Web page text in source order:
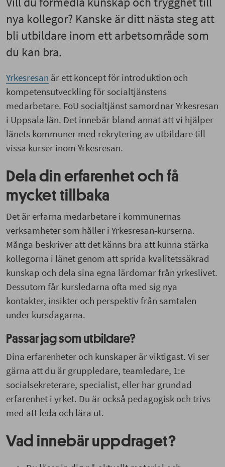
nya kollegor? Kanske är ditt nästa steg att
bli utbildare inom ett arbetsområde som
du kan bra.
Yrkesresan är ett koncept för introduktion och
kompetensutveckling för socialtjänstens
medarbetare. FoU socialtjänst samordnar Yrkesresan
i Uppsala län. Det innebär bland annat att vi hjälper
länets kommuner med rekrytering av utbildare till
vissa kurser inom Yrkesresan.
Dela din erfarenhet och få
mycket tillbaka
Det är erfarna medarbetare i kommunernas
verksamheter som håller i Yrkesresan-kurserna.
Många beskriver att det känns bra att kunna stärka
kollegorna i länet genom att sprida kvalitetssäkrad
kunskap och dela sina egna lärdomar från yrkeslivet.
Dessutom får kursledarna ofta med sig nya
kontakter, insikter och perspektiv från samtalen
under kursdagarna.
Passar jag som utbildare?
Dina erfarenheter och kunskaper är viktigast. Vi ser
gärna att du är gruppledare, teamledare, 1:e
socialsekreterare, specialist, eller har grundad
erfarenhet i yrket. Du är också pedagogisk och trivs
med att leda och lära ut.
Vad innebär uppdraget?